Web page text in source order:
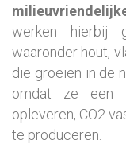
werken hierbij
waaronder hout,
die groeien in de
omdat ze een
opleveren, CO2
te produceren.